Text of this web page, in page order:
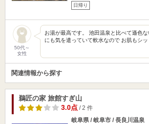
日帰り
50代～
女性
お湯が最高です。 池田温泉と比べて遜色
にも気を遣っていて軟水なので お肌もシ
関連情報から探す
鵜匠の家 旅館すぎ山
3.0点/ 2 件
岐阜県 / 岐阜市 / 長良川温泉